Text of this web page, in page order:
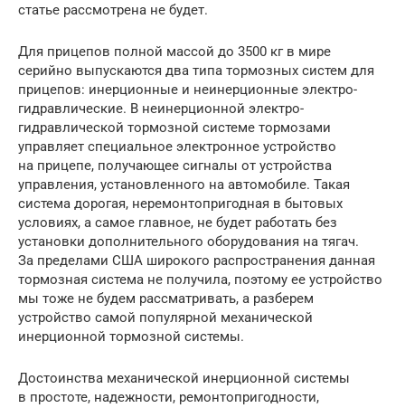
статье рассмотрена не будет.
Для прицепов полной массой до 3500 кг в мире
серийно выпускаются два типа тормозных систем для
прицепов: инерционные и неинерционные электро-
гидравлические. В неинерционной электро-
гидравлической тормозной системе тормозами
управляет специальное электронное устройство
на прицепе, получающее сигналы от устройства
управления, установленного на автомобиле. Такая
система дорогая, неремонтопригодная в бытовых
условиях, а самое главное, не будет работать без
установки дополнительного оборудования на тягач.
За пределами США широкого распространения данная
тормозная система не получила, поэтому ее устройство
мы тоже не будем рассматривать, а разберем
устройство самой популярной механической
инерционной тормозной системы.
Достоинства механической инерционной системы
в простоте, надежности, ремонтопригодности,